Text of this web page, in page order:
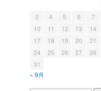
3
4 5 6 7
10
11 12 13 14
17
18 19 20 21
24
25 26 27 28
31
« 9月